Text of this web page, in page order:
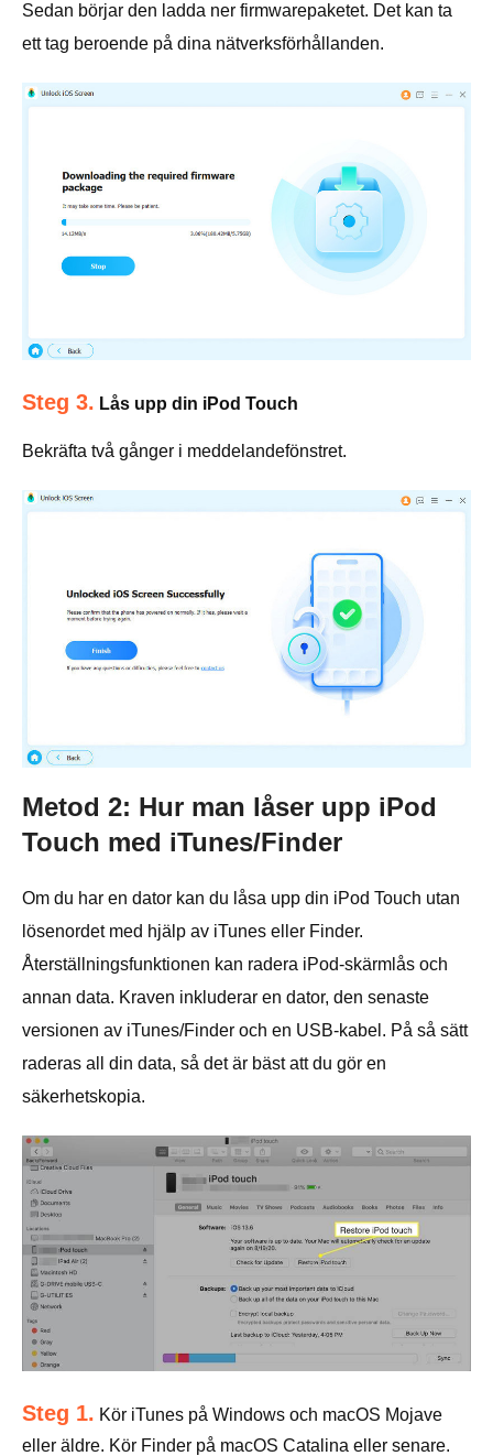
Sedan börjar den ladda ner firmwarepaketet. Det kan ta
ett tag beroende på dina nätverksförhållanden.
Steg 3. Lås upp din iPod Touch
Bekräfta två gånger i meddelandefönstret.
Metod 2: Hur man låser upp iPod
Touch med iTunes/Finder
Om du har en dator kan du låsa upp din iPod Touch utan
lösenordet med hjälp av iTunes eller Finder.
Återställningsfunktionen kan radera iPod-skärmlås och
annan data. Kraven inkluderar en dator, den senaste
versionen av iTunes/Finder och en USB-kabel. På så sätt
raderas all din data, så det är bäst att du gör en
säkerhetskopia.
Steg 1. Kör iTunes på Windows och macOS Mojave
eller äldre. Kör Finder på macOS Catalina eller senare.